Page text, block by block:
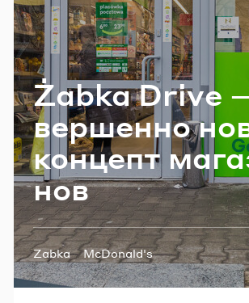
Żabka Drive
вер­шен­но
кон­цепт
нов
Теги:
Zabka McDonald's
Email
Пароль
Забыли
ВОЙТИ